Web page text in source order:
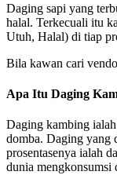
Daging sapi yang
halal. Terkecuali itu
Utuh, Halal) di tiap
Bila kawan cari
Apa Itu Daging
Daging kambing
domba. Daging yang
prosentasenya ialah
dunia mengkonsumsi